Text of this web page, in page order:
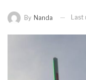
By Nanda Last